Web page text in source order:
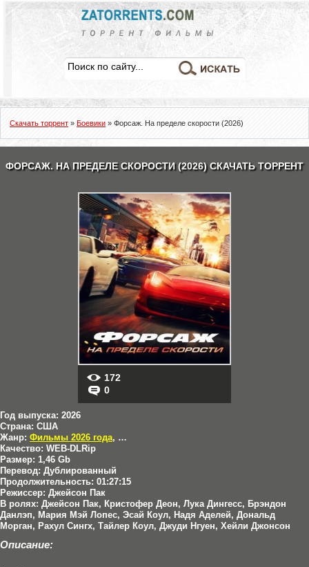
Скачать торрент » Боевики » Форсаж. На пределе скорости (2026)
ФОРСАЖ. НА ПРЕДЕЛЕ СКОРОСТИ (2026) СКАЧАТЬ ТОРРЕНТ
172
0
Год выпуска: 2026
Страна: США
Жанр: Фильмы 2026 года, Боевики
Качество: WEB-DLRip
Размер: 1,46 Gb
Перевод: Дублированный
Продолжительность: 01:27:15
Режиссер: Джейсон Пак
В ролях: Джейсон Пак, Кристофер Деон, Лука Дингесс, Брэндон
Данлэп, Мария Мэй Лопес, Эсай Коул, Надя Аделей, Дональд
Морган, Рахул Сингх, Тайлер Коул, Джуди Нгуен, Хейли Джонсон
Описание: